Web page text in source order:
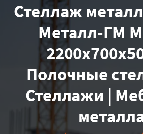
Стеллаж
Металл-ГМ
Полочные
Стеллажи |